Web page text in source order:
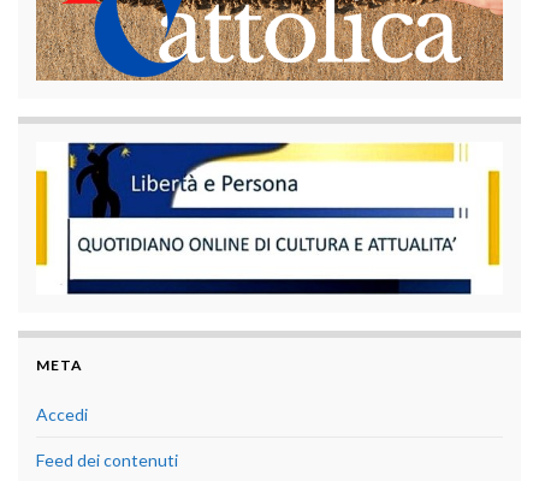
META
Accedi
Feed dei contenuti